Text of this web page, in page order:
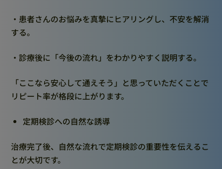
・患者さんのお悩みを真摯にヒアリングし、不安を解消
する。
・診療後に「今後の流れ」をわかりやすく説明する。
「ここなら安心して通えそう」と思っていただくことで
リピート率が格段に上がります。
定期検診への自然な誘導
治療完了後、自然な流れで定期検診の重要性を伝えるこ
とが大切です。